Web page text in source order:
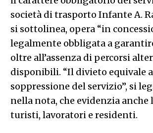
società di trasporto Infante A.
si sottolinea, opera “in
legalmente obbligata a
oltre all’assenza di percorsi
disponibili. “Il divieto equivale
soppressione del servizio”, si
nella nota, che evidenzia anche
turisti, lavoratori e residenti.